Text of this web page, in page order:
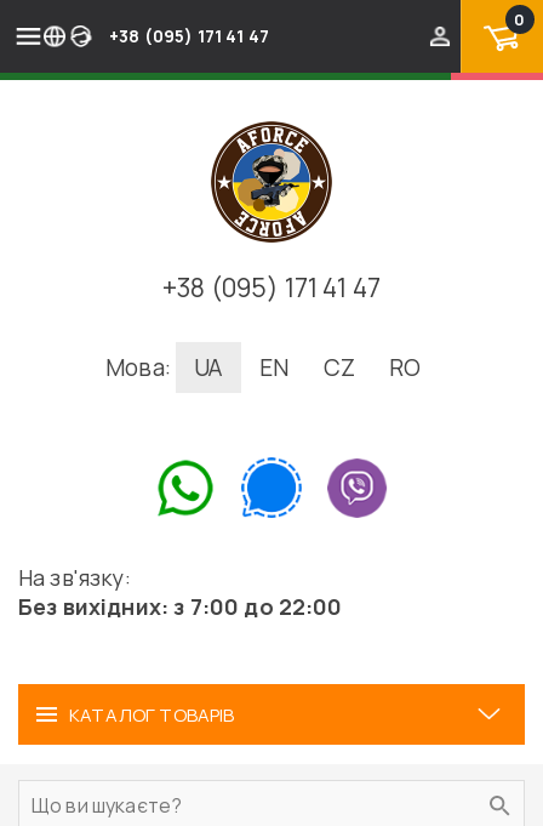
+38 (095) 171 41 47
0
+38 (095) 171 41 47
Мова: UA EN CZ RO
На зв'язку:
Без вихідних: з 7:00 до 22:00
КАТАЛОГ ТОВАРІВ